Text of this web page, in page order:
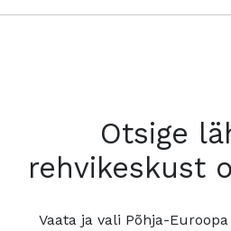
Otsige
rehvikeskust
Vaata ja vali Põhja-